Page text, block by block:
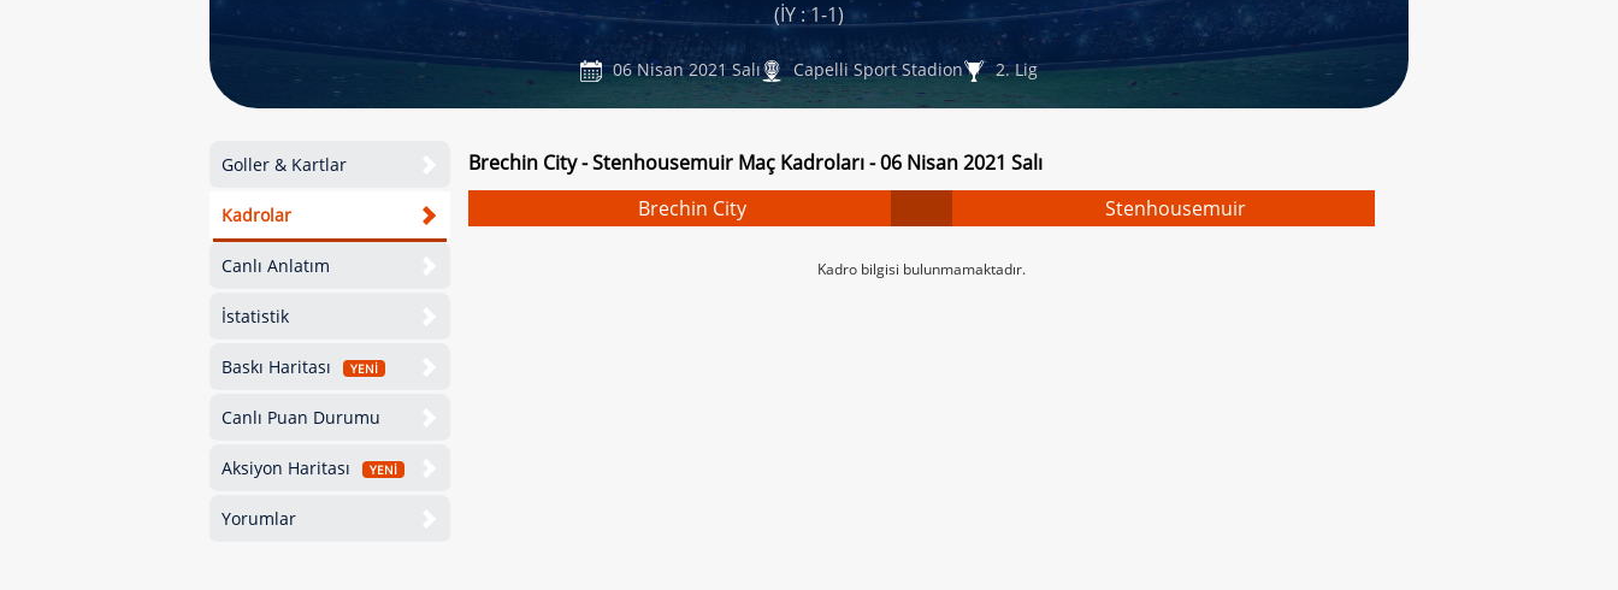
(İY : 1-1)
06 Nisan 2021 Salı Capelli Sport Stadion 2. Lig
Goller & Kartlar
Kadrolar
Canlı Anlatım
İstatistik
Baskı Haritası YENİ
Canlı Puan Durumu
Aksiyon Haritası YENİ
Yorumlar
Brechin City - Stenhousemuir Maç Kadroları - 06 Nisan 2021 Salı
Brechin City
Stenhousemuir
Kadro bilgisi bulunmamaktadır.